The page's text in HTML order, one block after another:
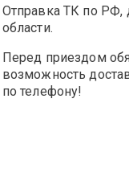
Отправка ТК по РФ,
области.
Перед приездом
возможность
по телефону!